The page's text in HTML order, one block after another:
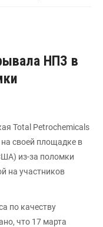
НПЗ в
Total Petrochemicals
своей площадке в
из-за поломки
на участников
по качеству
что 17 марта